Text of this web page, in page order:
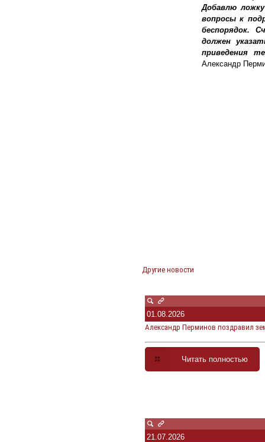
Добавлю
вопросы к
беспорядок.
должен
приведения
Александр
Другие новости
01.08.2026
Александр Перминов поздравил
Читать полностью
21.07.2026